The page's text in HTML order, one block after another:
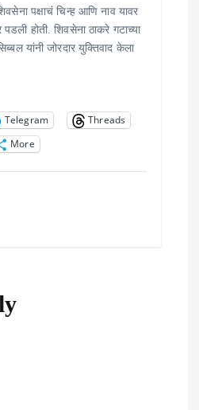
पक्षाचं चिन्ह आणि नाव यावर
पडली होती. शिवसेना ठाकरे गटाच्या
यांनी जोरदार युक्तिवाद केला
Telegram
Threads
More